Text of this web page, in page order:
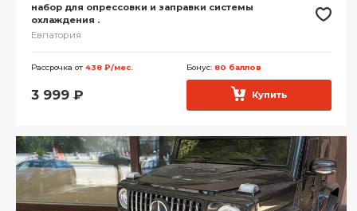
набор для опрессовки и заправки системы
охлаждения .
Евпатория
Рассрочка от 438 ₽/мес. Бонус: 80 баллов
3 999 ₽ Купить